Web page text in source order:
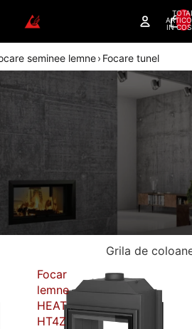
IN
seminee lemne› Focare tunel
TUNEL - FOC
AMBELE INCAPERI
vizual doua zone ale casei prin
parti si devin un punct clar
in amenajare.
Dealer autorizat
Romotop
Garantie 5 ani
Grila de
Focar
lemne
HEAT
HT4Z